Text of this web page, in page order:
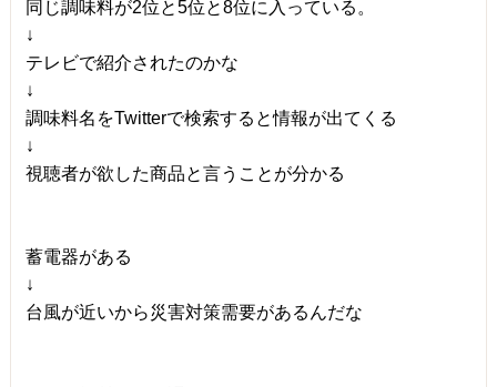
同じ調味料が2位と5位と8位に入っている。
↓
テレビで紹介されたのかな
↓
調味料名をTwitterで検索すると情報が出てくる
↓
視聴者が欲した商品と言うことが分かる
蓄電器がある
↓
台風が近いから災害対策需要があるんだな